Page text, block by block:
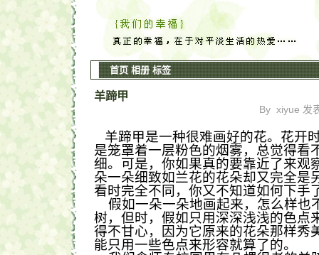
首页 相册 标签
羊蹄甲
By xiyue 发
羊蹄甲是一种很难画好的花。花开
是笼罩着一层粉色的烟雾，总觉得看
细。可是，你如果真的要靠近了来观
朵一朵细致如兰花的花朵却又完全是
看时完全不同，你又不知道如何下手
假如一朵一朵地画起来，怎么样也
树，但时，假如只用深深浅浅的色点
得不甘心，因为它原来的花朵那样秀
能只用一些色点来形容就算了的。